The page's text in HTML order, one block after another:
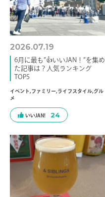
2026.07.19
6月に最も”👍いいJAN！”を集め
た記事は？人気ランキング
TOP5
イベント ,ファミリー,ライフスタイル,グル
メ
24